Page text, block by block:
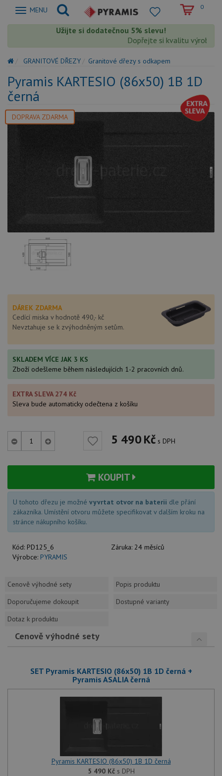
Zobrazit
MENU 0
Užijte si dodatečnou 5% slevu!
Dopřejte si kvalitu výrobků
GRANITOVÉ DŘEZY Granitové dřezy s odkapem
Pyramis KARTESIO (86x50) 1B 1D
černá
DOPRAVA ZDARMA
DÁREK ZDARMA
Cedící miska v hodnotě 490,- kč
Nevztahuje se k zvýhodněným setům.
SKLADEM VÍCE JAK 3 KS
Zboží odešleme během následujících 1-2 pracovních dnů.
EXTRA SLEVA 274 Kč
Sleva bude automaticky odečtena z košíku
5 490Kč s DPH
KOUPIT
U tohoto dřezu je možné vyvrtat otvor na baterii dle přání
zákazníka. Umístění otvoru můžete specifikovat v dalším kroku na
stránce nákupního košíku.
Kód: PD125_6 Záruka: 24 měsíců
Výrobce: PYRAMIS
Cenově výhodné sety
Popis produktu
Doporučujeme dokoupit
Dostupné varianty
Dotaz k produktu
Cenově výhodné sety
SET Pyramis KARTESIO (86x50) 1B 1D černá +
Pyramis ASALIA černá
Pyramis KARTESIO (86x50) 1B 1D černá
5 490 Kčs DPH